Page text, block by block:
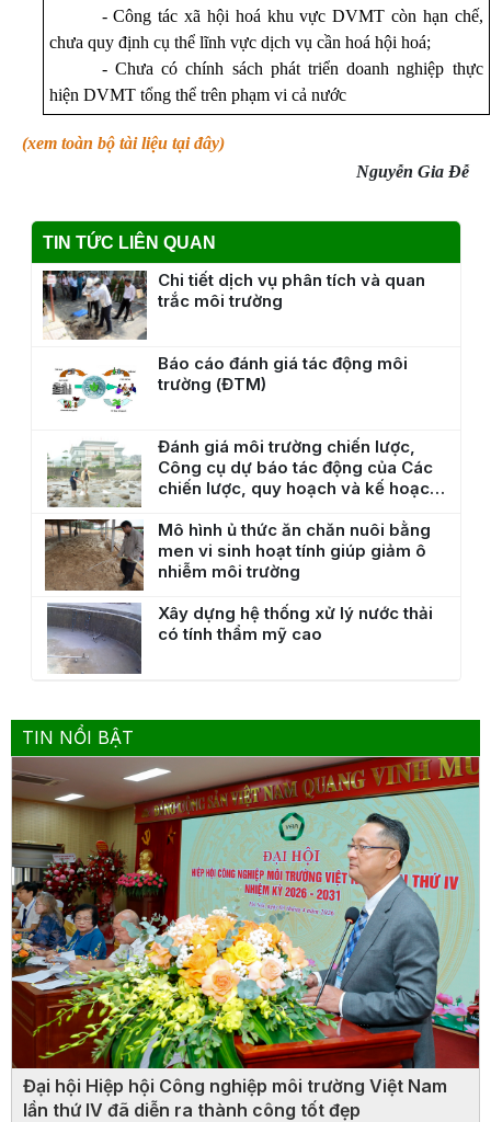
- Công tác xã hội hoá khu vực DVMT còn hạn chế,
chưa quy định cụ thể lĩnh vực dịch vụ cần hoá hội hoá;
- Chưa có chính sách phát triển doanh nghiệp thực
hiện DVMT tổng thể trên phạm vi cả nước
(xem toàn bộ tài liệu tại đây)
Nguyễn Gia Đễ
TIN TỨC LIÊN QUAN
Chi tiết dịch vụ phân tích và quan
trắc môi trường
Báo cáo đánh giá tác động môi
trường (ĐTM)
Đánh giá môi trường chiến lược,
Công cụ dự báo tác động của Các
chiến lược, quy hoạch và kế hoạch
Mô hình ủ thức ăn chăn nuôi bằng
men vi sinh hoạt tính giúp giảm ô
nhiễm môi trường
Xây dựng hệ thống xử lý nước thải
có tính thẩm mỹ cao
TIN NỔI BẬT
Đại hội Hiệp hội Công nghiệp môi trường Việt Nam
lần thứ IV đã diễn ra thành công tốt đẹp